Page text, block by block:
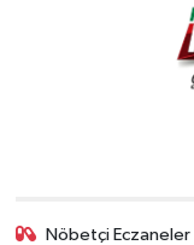
Nöbetçi Eczaneler